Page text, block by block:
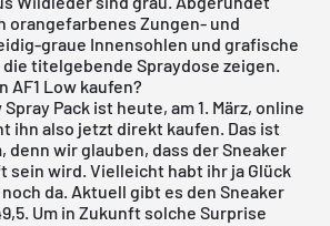
orangefarbenes Zungen- und
graue Innensohlen und grafische
titelgebende Spraydose zeigen.
AF1 Low kaufen?
Spray Pack ist heute, am 1. März, online
ihn also jetzt direkt kaufen. Das ist
denn wir glauben, dass der Sneaker
sein wird. Vielleicht habt ihr ja Glück
da. Aktuell gibt es den Sneaker
Um in Zukunft solche Surprise